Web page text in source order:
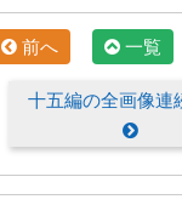
前へ 一覧
十五編の全画像連